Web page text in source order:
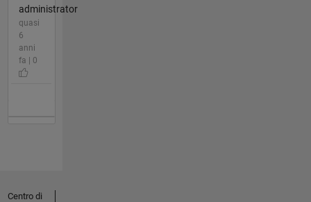
administrator
quasi
6
anni
fa | 0
Centro di